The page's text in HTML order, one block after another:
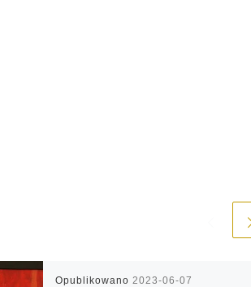
Opublikowano 2023-06-07